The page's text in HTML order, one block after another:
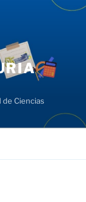
de Ciencias